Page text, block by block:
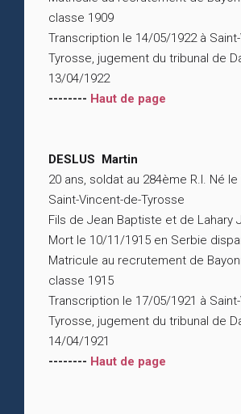
classe 1909
Transcription le 14/05/1922 à
Tyrosse, jugement du tribunal de
13/04/1922
-------- Haut de page
DESLUS Martin
20 ans, soldat au 284ème R.I. Né
Saint-Vincent-de-Tyrosse
Fils de Jean Baptiste et de Lahary
Mort le 10/11/1915 en Serbie
Matricule au recrutement de
classe 1915
Transcription le 17/05/1921 à
Tyrosse, jugement du tribunal de
14/04/1921
-------- Haut de page